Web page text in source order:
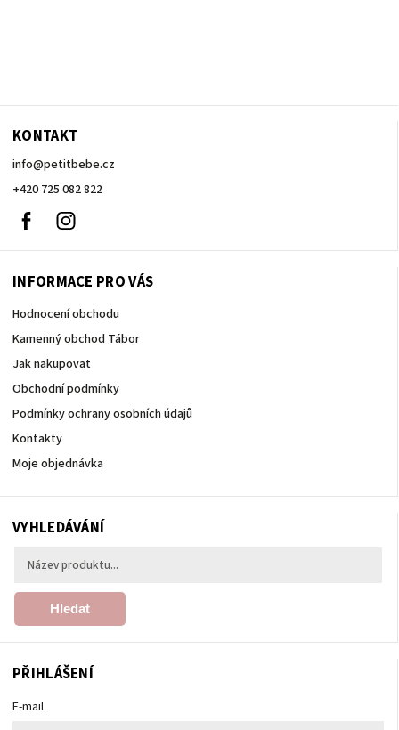
KONTAKT
info@petitbebe.cz
+420 725 082 822
Facebook
INFORMACE PRO VÁS
Hodnocení obchodu
Kamenný obchod Tábor
Jak nakupovat
Obchodní podmínky
Podmínky ochrany osobních údajů
Kontakty
Moje objednávka
VYHLEDÁVÁNÍ
Hledat
PŘIHLÁŠENÍ
E-mail